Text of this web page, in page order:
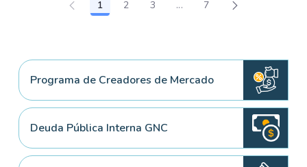
Página
1 Página
2 Página
3 ...Páginas intermedias Use
Página
7
Programa de Creadores de Mercado
Deuda Pública Interna GNC